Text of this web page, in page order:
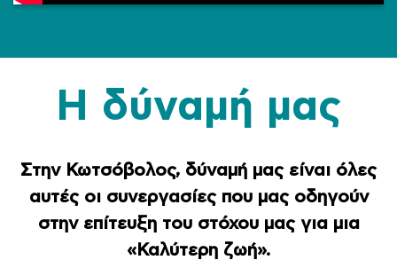
Η δύναμή μας
Στην Κωτσόβολος, δύναμή μας είναι όλες
αυτές οι συνεργασίες που μας οδηγούν
στην επίτευξη του στόχου μας για μια
«Καλύτερη ζωή».